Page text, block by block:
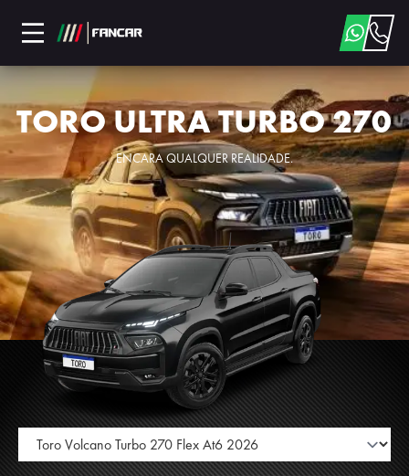
TORO ULTRA TURBO 270
ENCARA QUALQUER REALIDADE.